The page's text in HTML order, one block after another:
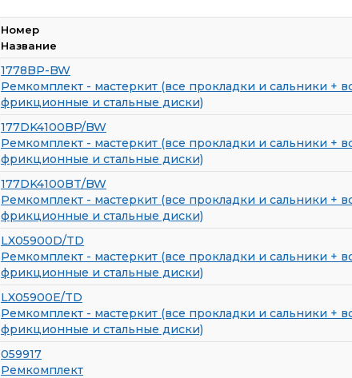
Номер
Название
1778BP-BW
Ремкомплект - мастеркит (все прокладки и сальники +
фрикционные и стальные диски)
177DK4100BP/BW
Ремкомплект - мастеркит (все прокладки и сальники +
фрикционные и стальные диски)
177DK4100BT/BW
Ремкомплект - мастеркит (все прокладки и сальники +
фрикционные и стальные диски)
LX05900D/TD
Ремкомплект - мастеркит (все прокладки и сальники +
фрикционные и стальные диски)
LX05900E/TD
Ремкомплект - мастеркит (все прокладки и сальники +
фрикционные и стальные диски)
059917
Ремкомплект